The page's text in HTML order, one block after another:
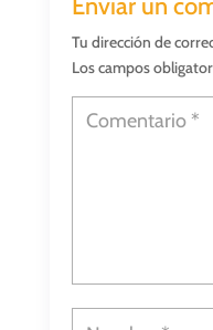
Enviar un
Tu dirección de
Los campos